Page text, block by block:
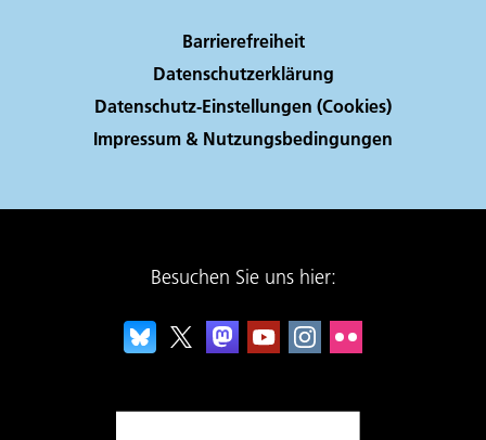
Barrierefreiheit
Datenschutzerklärung
Datenschutz-Einstellungen (Cookies)
Impressum & Nutzungsbedingungen
Besuchen Sie uns hier: